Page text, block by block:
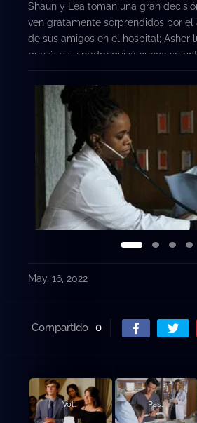
Shaun y Lea toman una gran
ven gratamente sorprendidos por
de sus amigos en el hospital; Asher
que él y su padre quizá nunca se
May. 16, 2022
Compartido 0
Volver a empezar. Pastel de bodas.